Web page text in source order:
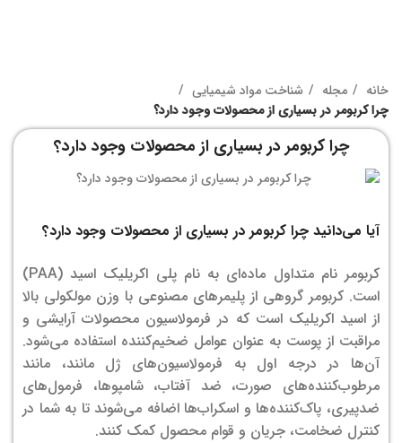
خانه مجله
شناخت مواد شیمیایی
چرا کربومر در بسیاری از محصولات وجود دارد؟
چرا کربومر در بسیاری از محصولات وجود دارد؟
آیا می‌دانید چرا کربومر در بسیاری از محصولات وجود دارد؟
کربومر نام متداول ماده‌ای به نام پلی اکریلیک اسید (PAA)
است. کربومر گروهی از پلیمرهای مصنوعی با وزن مولکولی بالا
از اسید اکریلیک است که در فرمولاسیون محصولات آرایشی و
مراقبت از پوست به عنوان عوامل ضخیم‌کننده استفاده می‌شود.
آن‌ها در درجه اول به فرمولاسیون‌های ژل مانند، مانند
مرطوب‌کننده‌های صورت، ضد آفتاب، شامپوها، فرمول‌های
ضدپیری، پاک‌کننده‌ها و اسکراب‌ها اضافه می‌شوند تا به شما در
کنترل ضخامت، جریان و قوام محصول کمک کنند.